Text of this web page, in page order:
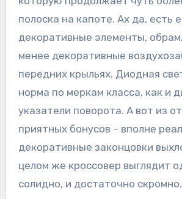
полоска на капоте. Ах да, есть
декоративные элементы,
менее декоративные
передних крыльях. Диодная
норма по меркам класса, как и
указатели поворота. А вот из
приятных бонусов – вполне
декоративные законцовки
целом же кроссовер выглядит
солидно, и достаточно скромно.